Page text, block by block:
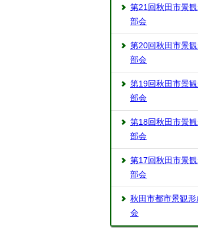
第21回秋田市景
部会
第20回秋田市景
部会
第19回秋田市景
部会
第18回秋田市景
部会
第17回秋田市景
部会
秋田市都市景観
会